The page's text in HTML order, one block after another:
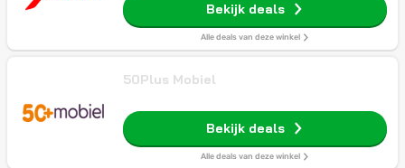
Bekijk deals
Alle deals van deze winkel
50Plus Mobiel
Bekijk deals
Alle deals van deze winkel